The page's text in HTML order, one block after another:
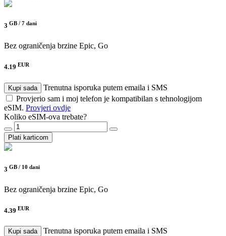
3 GB / 7 dani
Bez ograničenja brzine Epic, Go
4.19 EUR
Kupi sada
Trenutna isporuka putem emaila i SMS
Provjerio sam i moj telefon je kompatibilan s tehnologijom
eSIM. Provjeri ovdje
Koliko eSIM-ova trebate?
Plati karticom
3 GB / 10 dani
Bez ograničenja brzine Epic, Go
4.39 EUR
Kupi sada
Trenutna isporuka putem emaila i SMS